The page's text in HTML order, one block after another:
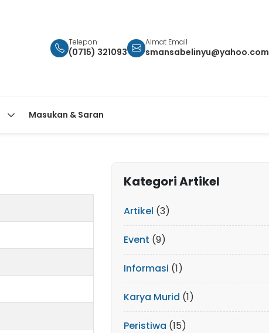
Telepon
(0715) 321093
Almat Email
smansabelinyu@yahoo.com
Masukan & Saran
Kategori Artikel
Artikel (3)
Event (9)
Informasi (1)
Karya Murid (1)
Peristiwa (15)